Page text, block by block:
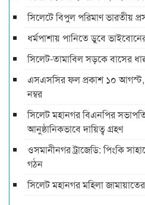
সিলেটে বিপুল পরিমাণ ভারতীয়
ধর্মপাশায় পানিতে ডুবে
সিলেট-তামাবিল সড়কে বাসের
এসএসসির ফল প্রকাশ ১০
নম্বর
সিলেট মহানগর বিএনপির
আনুষ্ঠানিকভাবে দায়িত্ব গ্রহণ
ওসমানীনগর ট্রাজেডি: পিংকি
গঠন
সিলেট মহানগর মহিলা